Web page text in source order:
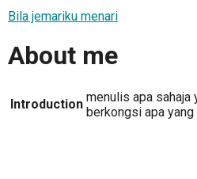
Bila jemariku menari
About me
Introduction menulis apa sahaja
berkongsi apa yang